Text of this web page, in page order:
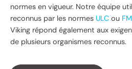
normes en vigueur. Notre équipe
reconnus par les normes ULC ou FM
Viking répond également aux
de plusieurs organismes reconnus.